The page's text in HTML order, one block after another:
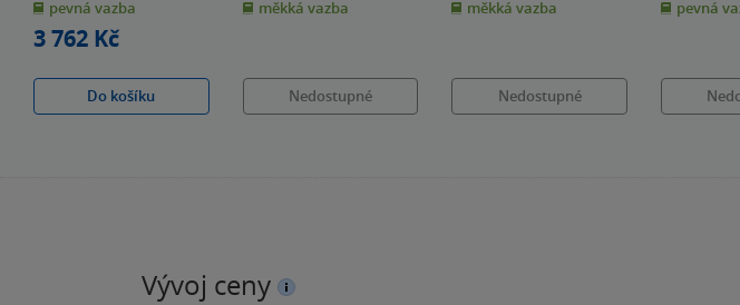
5
hvězdiček
pevná vazba
3 762 Kč
Do košíku
& další
5
hvězdiček
měkká vazba
Nedostupné
5
hvězdiček
měkká vazba
Nedostupné
&
5
hvězdiček
pevná
Vývoj ceny